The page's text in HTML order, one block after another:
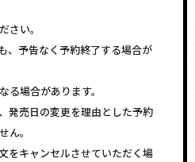
さい。
、予告なく予約終了する場合が
場合があります。
発売日の変更を理由とした予約
ん。
をキャンセルさせていただく場